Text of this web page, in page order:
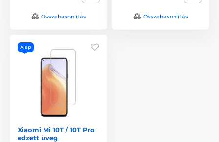
Összehasonlítás Összehasonlítás
Alap
Xiaomi Mi 10T / 10T Pro
edzett üveg